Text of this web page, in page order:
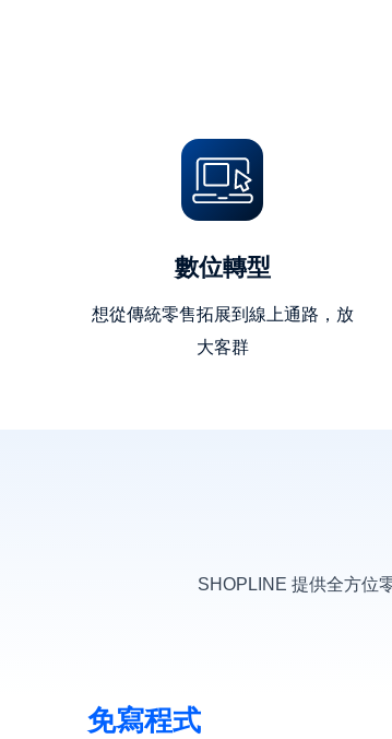
數位轉型
想從傳統零售拓展到線上通路，放
大客群
SHOPLINE 提供全方位
免寫程式